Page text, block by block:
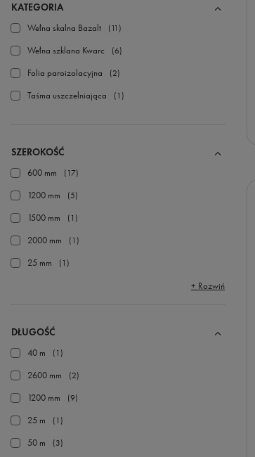
KATEGORIA
Wełna skalna Bazalt 11
Wełna szklana Kwarc 6
Folia paroizolacyjna 2
Taśma uszczelniająca 1
SZEROKOŚĆ
600 mm 17
1200 mm 5
1500 mm 1
2000 mm 1
25 mm 1
+ Rozwiń
DŁUGOŚĆ
40 m 1
2600 mm 2
1200 mm 9
25 m 1
50 m 3